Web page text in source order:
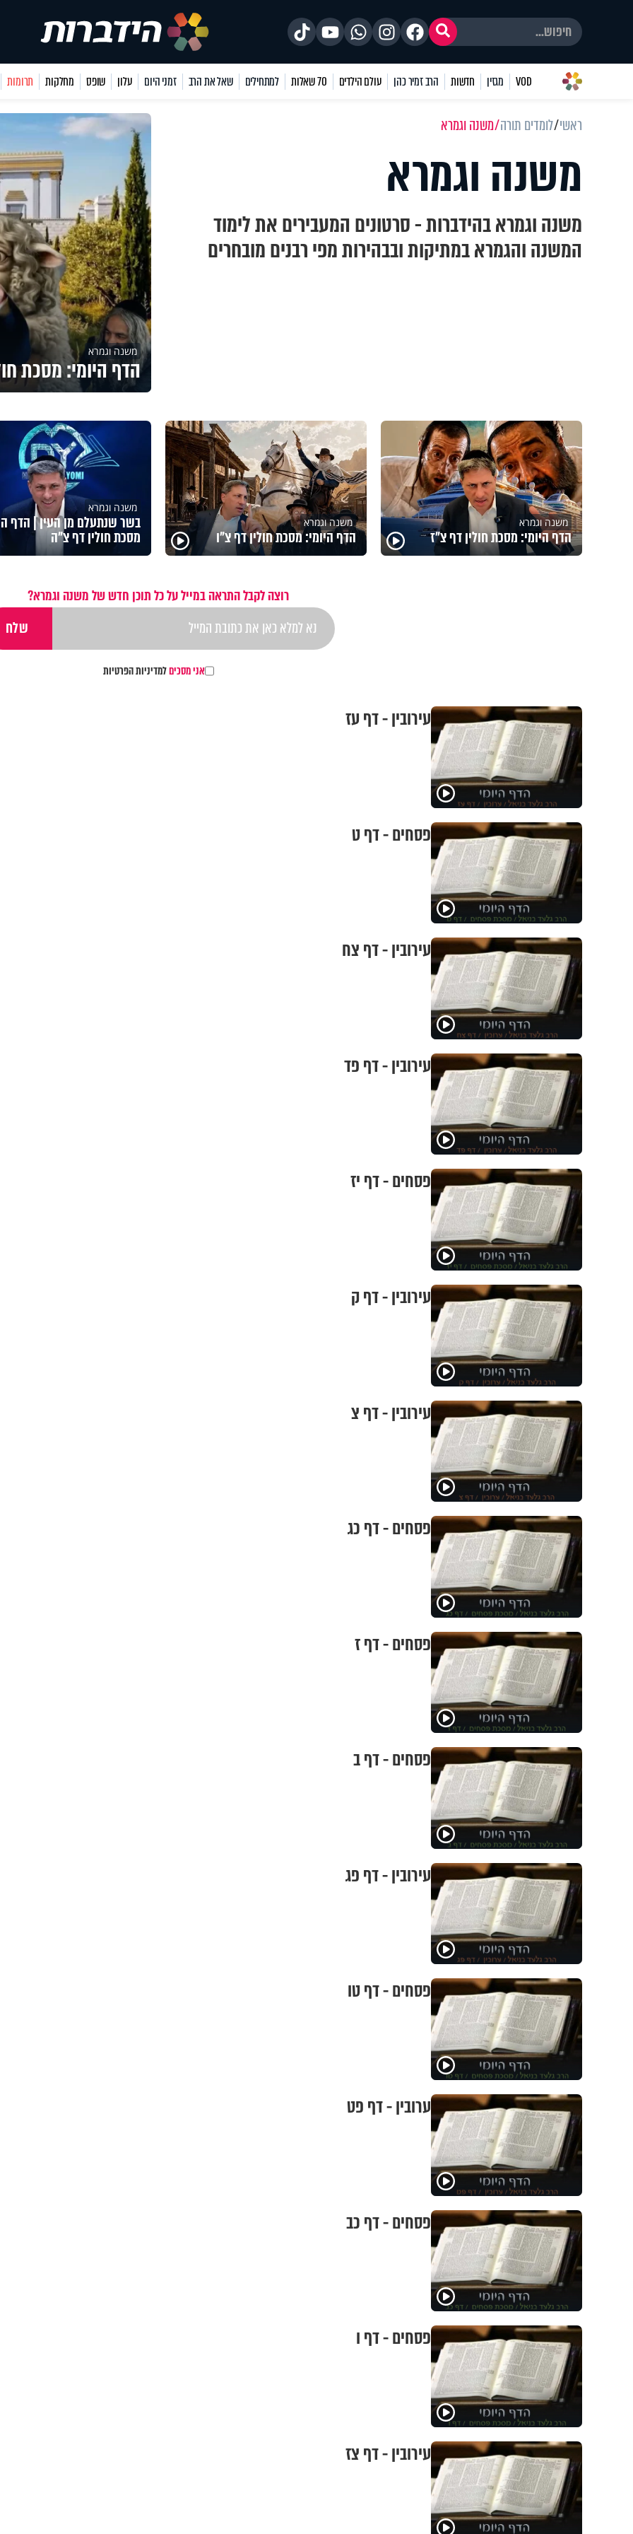
VOD מגזין חדשות הרב זמיר כהן עולם הילדים 70 שאלות למתחילים שאל את הרב זמני היום עלון שופס מחלקות תרומות
ראשי לומדים תורה משנה וגמרא
משנה וגמרא
משנה וגמרא בהידברות - סרטונים המעבירים את לימוד
המשנה והגמרא במתיקות ובבהירות מפי רבנים מובחרים
משנה וגמרא
הדף היומי: מסכת
משנה וגמרא
הדף היומי: מסכת חולין דף צ"ז
משנה וגמרא
הדף היומי: מסכת חולין דף צ"ו
משנה וגמרא
בשר שנתעלם מן העין | הדף
מסכת חולין דף צ"ה
רוצה לקבל התראה במייל על כל תוכן חדש של משנה וגמרא?
אני מסכיםלמדיניות הפרטיות
עירובין - דף עז
פסחים - דף ט
עירובין - דף צח
עירובין - דף פד
פסחים - דף יז
עירובין - דף ק
עירובין - דף צ
פסחים - דף כג
פסחים - דף ז
פסחים - דף ב
עירובין - דף פג
פסחים - דף טו
ערובין - דף פט
פסחים - דף כב
פסחים - דף ו
עירובין - דף צז